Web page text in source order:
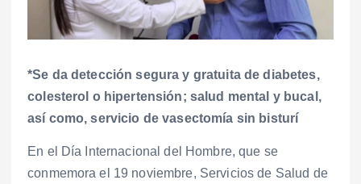
*Se da detección segura y gratuita de diabetes,
colesterol o hipertensión; salud mental y bucal,
así como, servicio de vasectomía sin bisturí
En el Día Internacional del Hombre, que se
conmemora el 19 noviembre, Servicios de Salud de